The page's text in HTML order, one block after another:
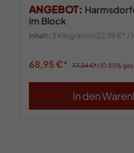
ANGEBOT:
im Block
Inhalt: 3 Kilogramm (22,98 €* /
68,95 €* 77,34 €*(10.85%
In den